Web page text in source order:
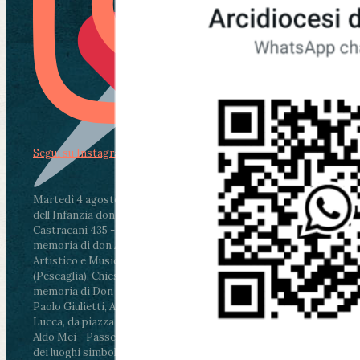
Martedì 4 agosto2026
ore 11:30 - Lucca, Scuola
dell’Infanzia don Aldo Mei - Viale Castruccio
Castracani 435 - Inaugurazione murales in
memoria di don Aldo Mei curato dal Liceo
Artistico e Musicale “Passaglia”
ore 18 - Fiano
(Pescaglia), Chiesa parrocchiale - Messa in
memoria di Don Aldo Mei celebrata da mons.
Paolo Giulietti, Arcivescovo di Lucca
ore 20.30 -
Lucca, da piazza San Michele al Cippo di don
Aldo Mei - Passeggiata della Memoria in alcuni
dei luoghi simbolo della città. Ritrovo alle ore
Segui su Instagram